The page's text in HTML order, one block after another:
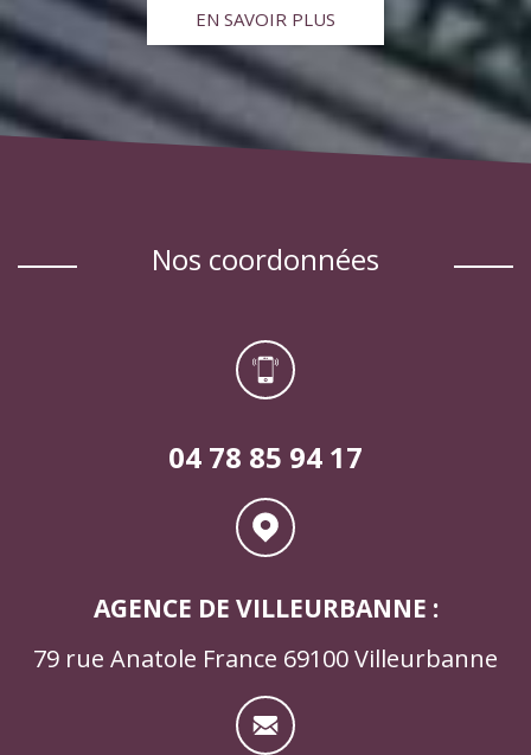
EN SAVOIR PLUS
nos coordonnées
04 78 85 94 17
AGENCE DE VILLEURBANNE :
79 rue Anatole France 69100 Villeurbanne